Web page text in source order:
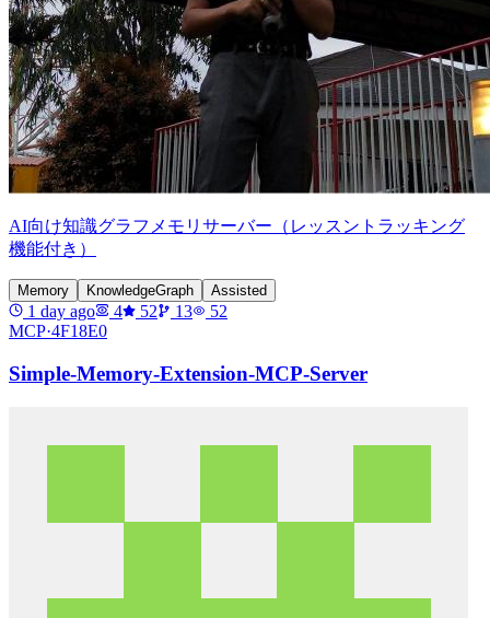
AI向け知識グラフメモリサーバー（レッスントラッキング
機能付き）
Memory KnowledgeGraph Assisted
1 day ago 4 52 13
52
MCP·4F18E0
Simple-Memory-Extension-MCP-Server